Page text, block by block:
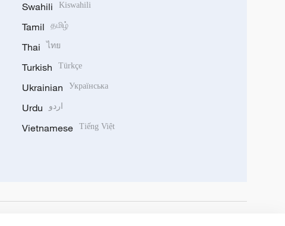
Swahili Kiswahili
Tamil தமிழ்
Thai ไทย
Turkish Türkçe
Ukrainian Українська
Urdu اردو
Vietnamese Tiếng Việt